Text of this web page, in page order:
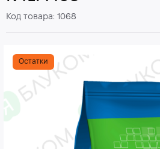
Код товара: 1068
Остатки